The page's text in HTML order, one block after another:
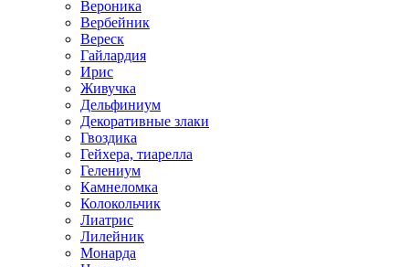
Вероника
Вербейник
Вереск
Гайлардия
Ирис
Живучка
Дельфиниум
Декоративные злаки
Гвоздика
Гейхера, тиарелла
Гелениум
Камнеломка
Колокольчик
Лиатрис
Лилейник
Монарда